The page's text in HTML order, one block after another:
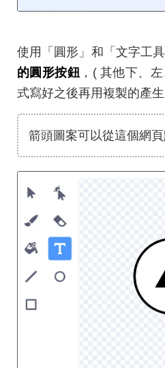
使用「圓形」和「文字工
的圓形按鈕 ，( 其他下、
式寫好之後再用複製的產生
箭頭圖案可以從這個網頁